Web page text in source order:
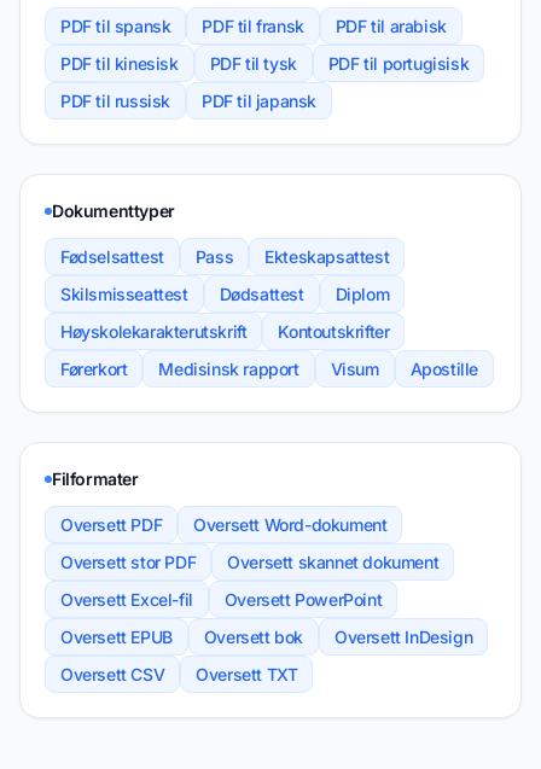
PDF til spansk PDF til fransk
PDF til arabisk
PDF til kinesisk
PDF til tysk
PDF til portugisisk
PDF til russisk
PDF til japansk
Dokumenttyper
Fødselsattest Pass
Ekteskapsattest
Skilsmisseattest
Dødsattest
Diplom
Høyskolekarakterutskrift
Kontoutskrifter
Førerkort
Medisinsk rapport Visum Apostille
Filformater
Oversett PDF
Oversett Word-dokument
Oversett stor PDF
Oversett skannet dokument
Oversett Excel-fil
Oversett PowerPoint
Oversett EPUB
Oversett bok
Oversett InDesign
Oversett CSV
Oversett TXT